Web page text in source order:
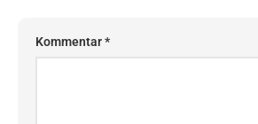
Kommentar*